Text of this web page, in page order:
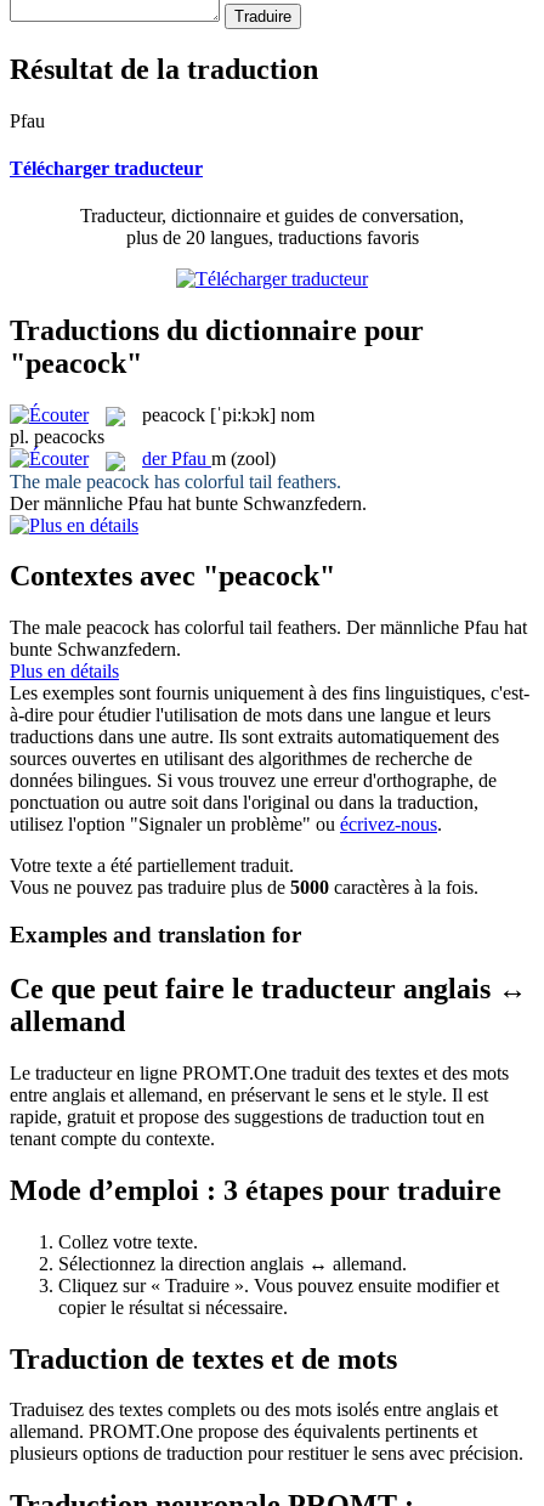
Résultat de la traduction
Pfau
Télécharger traducteur
Traducteur, dictionnaire et guides de conversation,
plus de 20 langues, traductions favoris
Traductions du dictionnaire pour
"peacock"
peacock [ˈpi:kɔk] nom
pl. peacocks
derPfau m (zool)
The male peacock has colorful tail feathers.
Der männliche Pfau hat bunte Schwanzfedern.
Contextes avec "peacock"
The male peacock has colorful tail feathers. Der männliche Pfau hat
bunte Schwanzfedern.
Plus en détails
Les exemples sont fournis uniquement à des fins linguistiques, c'est-
à-dire pour étudier l'utilisation de mots dans une langue et leurs
traductions dans une autre. Ils sont extraits automatiquement des
sources ouvertes en utilisant des algorithmes de recherche de
données bilingues. Si vous trouvez une erreur d'orthographe, de
ponctuation ou autre soit dans l'original ou dans la traduction,
utilisez l'option "Signaler un problème" ou écrivez-nous.
Votre texte a été partiellement traduit.
Vous ne pouvez pas traduire plus de 5000 caractères à la fois.
Examples and translation for
Ce que peut faire le traducteur anglais ↔
allemand
Le traducteur en ligne PROMT.One traduit des textes et des mots
entre anglais et allemand, en préservant le sens et le style. Il est
rapide, gratuit et propose des suggestions de traduction tout en
tenant compte du contexte.
Mode d’emploi : 3 étapes pour traduire
Collez votre texte.
Sélectionnez la direction anglais ↔ allemand.
Cliquez sur « Traduire ». Vous pouvez ensuite modifier et
copier le résultat si nécessaire.
Traduction de textes et de mots
Traduisez des textes complets ou des mots isolés entre anglais et
allemand. PROMT.One propose des équivalents pertinents et
plusieurs options de traduction pour restituer le sens avec précision.